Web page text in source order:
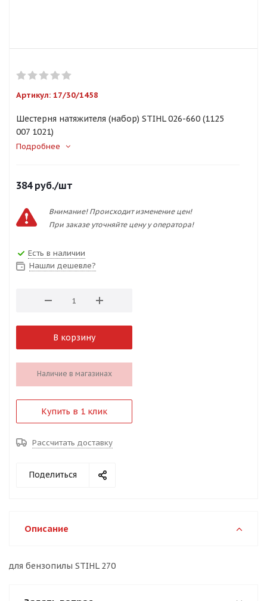
Артикул: 17/30/1458
Шестерня натяжителя (набор) STIHL 026-660 (1125
007 1021)
Подробнее
384руб./шт
Внимание! Происходит изменение цен!
При заказе уточняйте цену у оператора!
Есть в наличии
Нашли дешевле?
В корзину
Наличие в магазинах
Купить в 1 клик
Рассчитать доставку
Поделиться
Описание
для бензопилы STIHL 270